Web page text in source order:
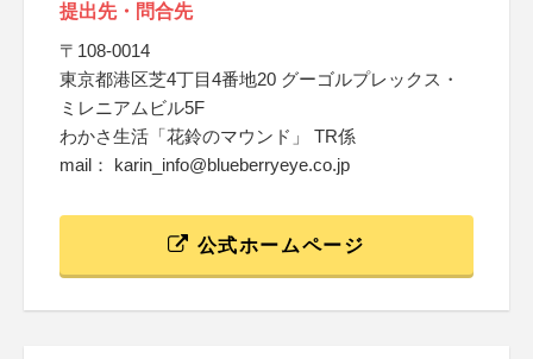
提出先・問合先
〒108-0014
東京都港区芝4丁目4番地20 グーゴルプレックス・
ミレニアムビル5F
わかさ生活「花鈴のマウンド」 TR係
mail： karin_info@blueberryeye.co.jp
公式ホームページ